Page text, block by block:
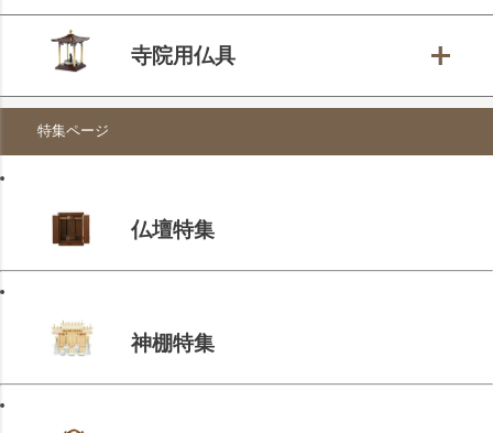
寺院用仏具
特集ページ
仏壇特集
神棚特集